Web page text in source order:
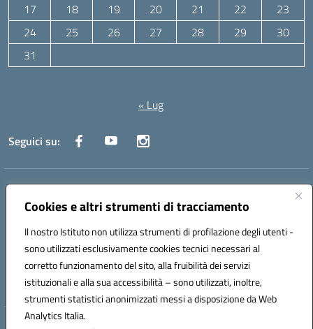
Cookies e altri strumenti di tracciamento
Il nostro Istituto non utilizza strumenti di profilazione degli utenti -
sono utilizzati esclusivamente cookies tecnici necessari al
corretto funzionamento del sito, alla fruibilità dei servizi
istituzionali e alla sua accessibilità – sono utilizzati, inoltre,
strumenti statistici anonimizzati messi a disposizione da Web
Analytics Italia.
17
18 19 20 21 22
23
24
25 26 27 28 29
30
31
« Lug
Seguici su:
Indirizzo:Via Canale 1, Ancona
Centralino:071 204723 Email:anpc010006@istruzione.it
Codice fiscale: 93020970427
Codice meccanografico:
ANPC010006
Codice unico di fatturazione (CUF): UFBE6V